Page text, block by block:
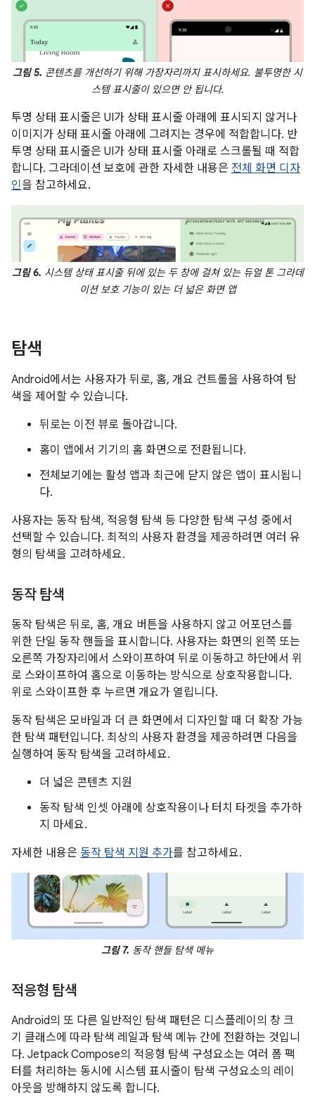
그림 5. 콘텐츠를 개선하기 위해 가장자리까지 표시하세요. 불투명한 시
스템 표시줄이 있으면 안 됩니다.
투명 상태 표시줄은 UI가 상태 표시줄 아래에 표시되지 않거나
이미지가 상태 표시줄 아래에 그려지는 경우에 적합합니다. 반
투명 상태 표시줄은 UI가 상태 표시줄 아래로 스크롤될 때 적합
합니다. 그라데이션 보호에 관한 자세한 내용은 전체 화면 디자
인을 참고하세요.
그림 6. 시스템 상태 표시줄 뒤에 있는 두 창에 걸쳐 있는 듀얼 톤 그라데
이션 보호 기능이 있는 더 넓은 화면 앱
탐색
Android에서는 사용자가 뒤로, 홈, 개요 컨트롤을 사용하여 탐
색을 제어할 수 있습니다.
뒤로는 이전 뷰로 돌아갑니다.
홈이 앱에서 기기의 홈 화면으로 전환됩니다.
전체보기에는 활성 앱과 최근에 닫지 않은 앱이 표시됩니
다.
사용자는 동작 탐색, 적응형 탐색 등 다양한 탐색 구성 중에서
선택할 수 있습니다. 최적의 사용자 환경을 제공하려면 여러 유
형의 탐색을 고려하세요.
동작 탐색
동작 탐색은 뒤로, 홈, 개요 버튼을 사용하지 않고 어포던스를
위한 단일 동작 핸들을 표시합니다. 사용자는 화면의 왼쪽 또는
오른쪽 가장자리에서 스와이프하여 뒤로 이동하고 하단에서 위
로 스와이프하여 홈으로 이동하는 방식으로 상호작용합니다.
위로 스와이프한 후 누르면 개요가 열립니다.
동작 탐색은 모바일과 더 큰 화면에서 디자인할 때 더 확장 가능
한 탐색 패턴입니다. 최상의 사용자 환경을 제공하려면 다음을
실행하여 동작 탐색을 고려하세요.
더 넓은 콘텐츠 지원
동작 탐색 인셋 아래에 상호작용이나 터치 타겟을 추가하
지 마세요.
자세한 내용은 동작 탐색 지원 추가를 참고하세요.
그림 7. 동작 핸들 탐색 메뉴
적응형 탐색
Android의 또 다른 일반적인 탐색 패턴은 디스플레이의 창 크
기 클래스에 따라 탐색 레일과 탐색 메뉴 간에 전환하는 것입니
다. Jetpack Compose의 적응형 탐색 구성요소는 여러 폼 팩
터를 처리하는 동시에 시스템 표시줄이 탐색 구성요소의 레이
아웃을 방해하지 않도록 합니다.